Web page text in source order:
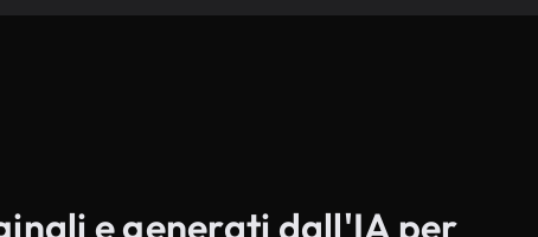
e generati dall'IA per